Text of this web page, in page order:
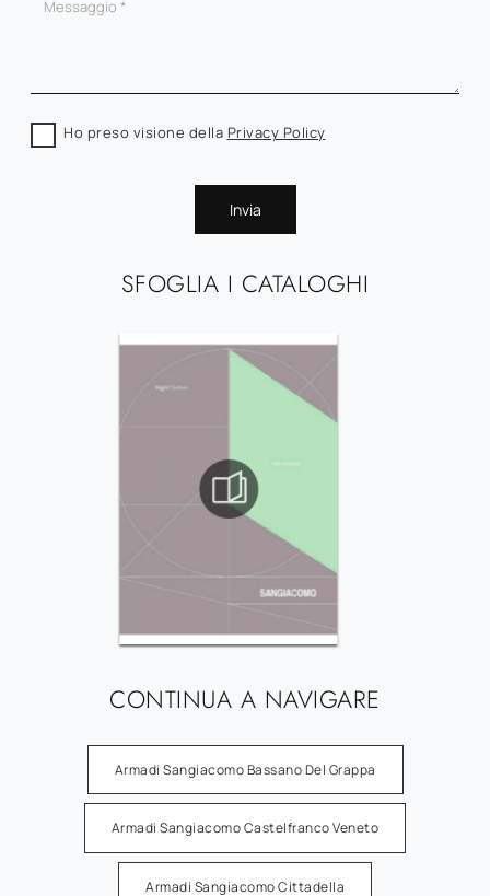
SFOGLIA I CATALOGHI
CONTINUA A NAVIGARE
Armadi Sangiacomo Bassano Del Grappa
Armadi Sangiacomo Castelfranco Veneto
Armadi Sangiacomo Cittadella
Ho preso visione della Privacy Policy
Invia